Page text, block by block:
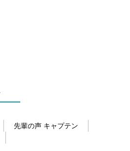
先輩の声 キャプテン